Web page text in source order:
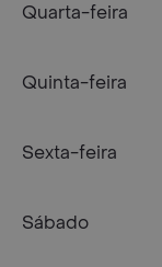
Quarta-feira
Quinta-feira
Sexta-feira
Sábado